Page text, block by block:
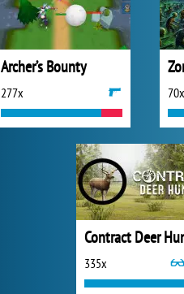
Archer’s Bounty
277x 70x
Contract Deer
335x